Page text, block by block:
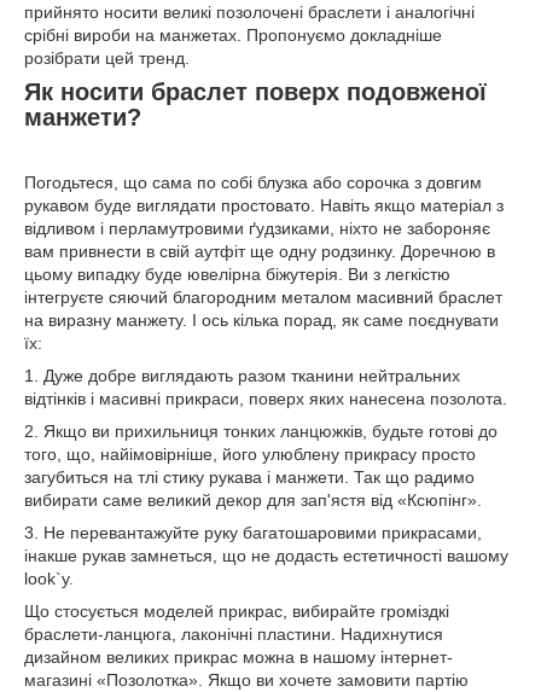
прийнято носити великі позолочені браслети і аналогічні
срібні вироби на манжетах. Пропонуємо докладніше
розібрати цей тренд.
Як носити браслет поверх подовженої
манжети?
Погодьтеся, що сама по собі блузка або сорочка з довгим
рукавом буде виглядати простовато. Навіть якщо матеріал з
відливом і перламутровими ґудзиками, ніхто не забороняє
вам привнести в свій аутфіт ще одну родзинку. Доречною в
цьому випадку буде ювелірна біжутерія. Ви з легкістю
інтегруєте сяючий благородним металом масивний браслет
на виразну манжету. І ось кілька порад, як саме поєднувати
їх:
1. Дуже добре виглядають разом тканини нейтральних
відтінків і масивні прикраси, поверх яких нанесена позолота.
2. Якщо ви прихильниця тонких ланцюжків, будьте готові до
того, що, найімовірніше, його улюблену прикрасу просто
загубиться на тлі стику рукава і манжети. Так що радимо
вибирати саме великий декор для зап'ястя від «Ксюпінг».
3. Не перевантажуйте руку багатошаровими прикрасами,
інакше рукав замнеться, що не додасть естетичності вашому
look`у.
Що стосується моделей прикрас, вибирайте громіздкі
браслети-ланцюга, лаконічні пластини. Надихнутися
дизайном великих прикрас можна в нашому інтернет-
магазині «Позолотка». Якщо ви хочете замовити партію